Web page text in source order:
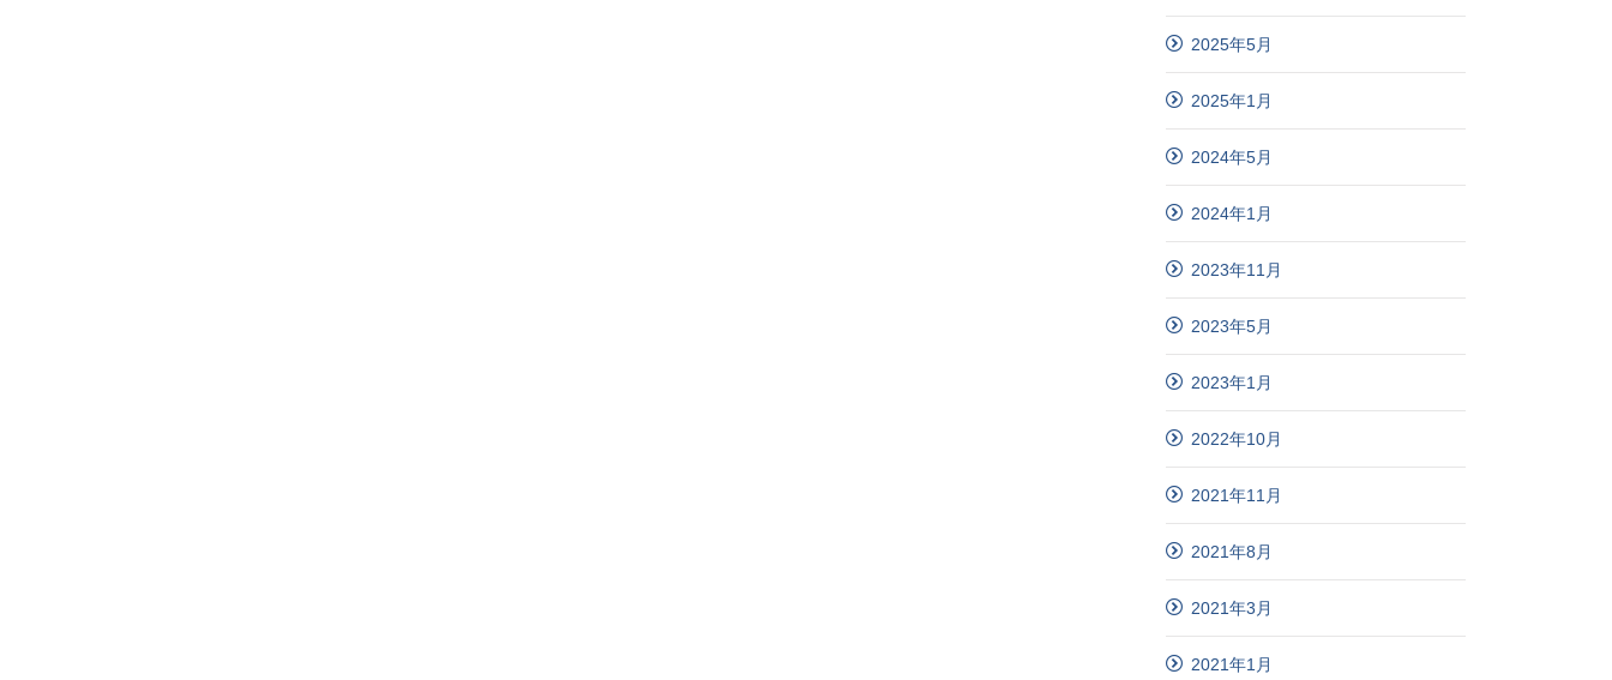
2025年5月
2025年1月
2024年5月
2024年1月
2023年11月
2023年5月
2023年1月
2022年10月
2021年11月
2021年8月
2021年3月
2021年1月